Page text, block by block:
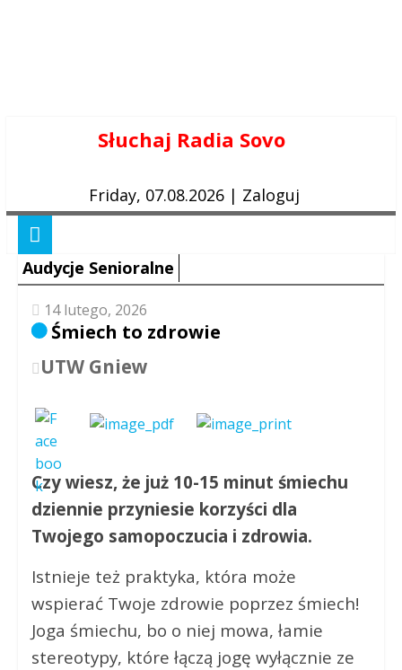
Słuchaj Radia Sovo
Friday, 07.08.2026 | Zaloguj
Audycje Senioralne
14 lutego, 2026
Śmiech to zdrowie
UTW Gniew
Czy wiesz, że już 10-15 minut śmiechu
dziennie przyniesie korzyści dla
Twojego samopoczucia i zdrowia.
Istnieje też praktyka, która może
wspierać Twoje zdrowie poprzez śmiech!
Joga śmiechu, bo o niej mowa, łamie
stereotypy, które łączą jogę wyłącznie ze